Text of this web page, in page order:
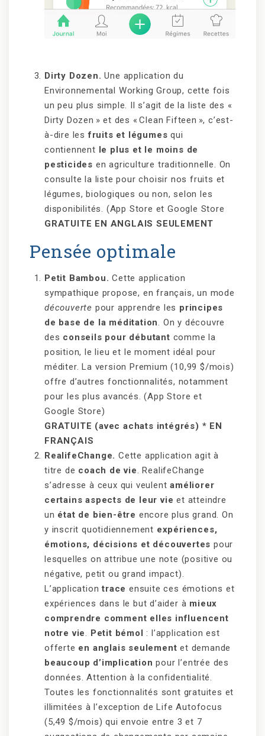
Dirty Dozen. Une application du
Environnemental Working Group, cette fois
un peu plus simple. Il s’agit de la liste des «
Dirty Dozen » et des « Clean Fifteen », c’est-
à-dire lesfruits et légumes qui
contiennent le plus et le moins de
pesticides en agriculture traditionnelle. On
consulte la liste pour choisir nos fruits et
légumes, biologiques ou non, selon les
disponibilités. (App Store et Google Store
GRATUITE EN ANGLAIS SEULEMENT
Pensée optimale
Petit Bambou. Cette application
sympathique propose, en français, un mode
découverte pour apprendre les principes
de base de la méditation. On y découvre
des conseils pour débutant comme la
position, le lieu et le moment idéal pour
méditer. La version Premium (10,99 $/mois)
offre d’autres fonctionnalités, notamment
pour les plus avancés. (App Store et
Google Store)
GRATUITE (avec achats intégrés) * EN
FRANÇAIS
RealifeChange. Cette application agit à
titre de coach de vie. RealifeChange
s’adresse à ceux qui veulentaméliorer
certains aspects de leur vie et atteindre
un état de bien-être encore plus grand. On
y inscrit quotidiennement expériences,
émotions, décisions et découvertes pour
lesquelles on attribue une note (positive ou
négative, petit ou grand impact).
L’applicationtrace ensuite ces émotions et
expériences dans le but d’aider à mieux
comprendre comment elles influencent
notre vie. Petit bémol: l’application est
offerte en anglais seulement et demande
beaucoup d’implication pour l’entrée des
données. Attention à la confidentialité.
Toutes les fonctionnalités sont gratuites et
illimitées à l’exception de Life Autofocus
(5,49 $/mois) qui envoie entre 3 et 7